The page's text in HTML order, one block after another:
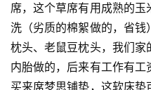
席，这个草席有用成熟的
洗（劣质的棉絮做的，省
枕头、老鼠豆枕头，我们
内胎做的，后来有工作有工
买来席梦思铺垫，这软床垫